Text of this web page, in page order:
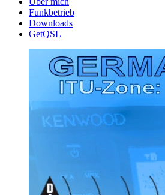
Funkbetrieb
Downloads
GetQSL